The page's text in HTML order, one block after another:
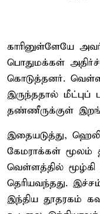
காரினுள்ளேயே
பொதுமக்கள்
கொடுத்தனர்.
இருந்ததால் மீட்புப்
தண்ணீருக்குள்
இதையடுத்து,
கேமராக்கள் மூலம்
வெள்ளத்தில் மூழ்கி
தெரியவந்தது.
இந்திய தூதரகம்